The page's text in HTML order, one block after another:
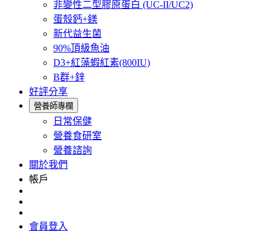
非變性二型膠原蛋白 (UC-II/UC2)
蛋殼鈣+鎂
新代益生菌
90%頂級魚油
D3+紅藻蝦紅素(800IU)
B群+鋅
好評分享
營養師專欄
日常保健
營養食研室
營養諮詢
關於我們
帳戶
會員登入